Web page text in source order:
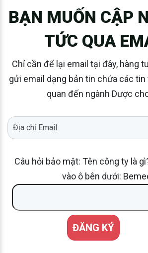
BẠN MUỐN CẬP
TỨC QUA
Chỉ cần để lại email tại đây, hàng
gửi email dạng bản tin chứa các
quan đến ngành Dược
Câu hỏi bảo mật: Tên công ty là
vào ô bên dưới: